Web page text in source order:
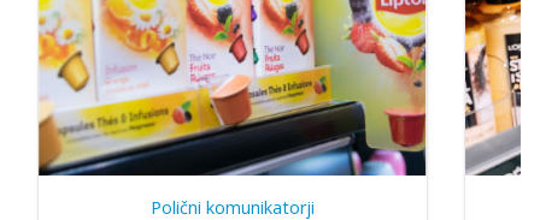
Polični komunikatorji